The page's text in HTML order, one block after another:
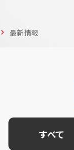
最新情報
すべて